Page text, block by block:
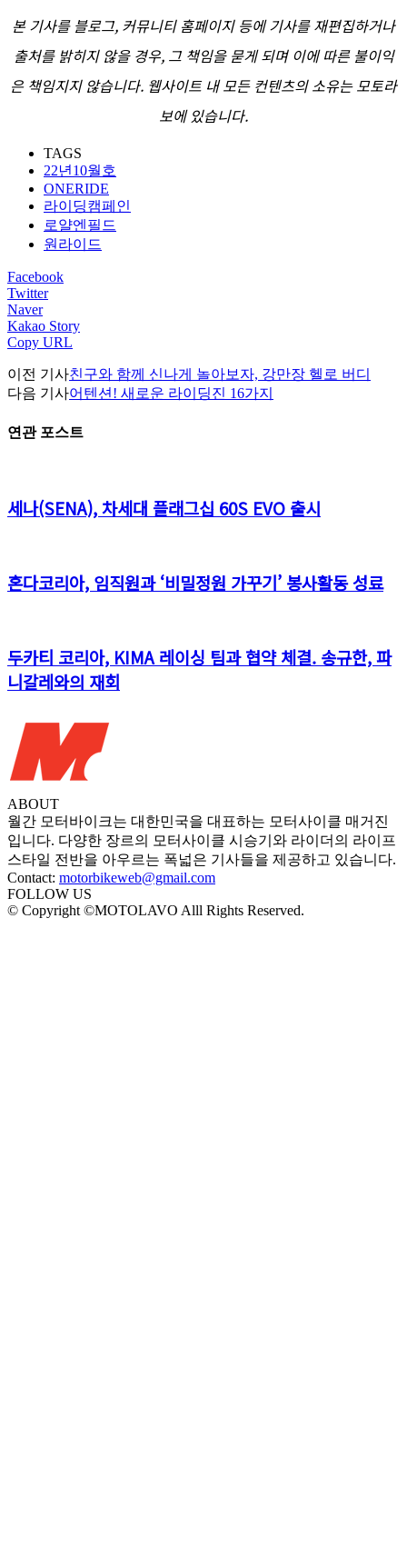
본 기사를 블로그, 커뮤니티 홈페이지 등에 기사를 재편집하거나
출처를 밝히지 않을 경우, 그 책임을 묻게 되며 이에 따른 불이익
은 책임지지 않습니다. 웹사이트 내 모든 컨텐츠의 소유는 모토라
보에 있습니다.
TAGS
22년10월호
ONERIDE
라이딩캠페인
로얄엔필드
원라이드
Facebook
Twitter
Naver
Kakao Story
Copy URL
이전 기사친구와 함께 신나게 놀아보자, 강만장 헬로 버디
다음 기사어텐션! 새로운 라이딩진 16가지
연관 포스트
세나(SENA), 차세대 플래그십 60S EVO 출시
혼다코리아, 임직원과 ‘비밀정원 가꾸기’ 봉사활동 성료
두카티 코리아, KIMA 레이싱 팀과 협약 체결. 송규한, 파
니갈레와의 재회
ABOUT
월간 모터바이크는 대한민국을 대표하는 모터사이클 매거진
입니다. 다양한 장르의 모터사이클 시승기와 라이더의 라이프
스타일 전반을 아우르는 폭넓은 기사들을 제공하고 있습니다.
Contact: motorbikeweb@gmail.com
FOLLOW US
© Copyright ©MOTOLAVO Alll Rights Reserved.